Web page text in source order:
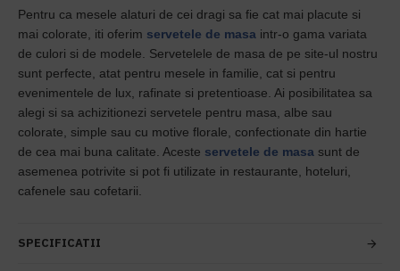
Pentru ca mesele alaturi de cei dragi sa fie cat mai placute si
mai colorate, iti oferim servetele de masa intr-o gama variata
de culori si de modele. Servetelele de masa de pe site-ul nostru
sunt perfecte, atat pentru mesele in familie, cat si pentru
evenimentele de lux, rafinate si pretentioase. Ai posibilitatea sa
alegi si sa achizitionezi servetele pentru masa, albe sau
colorate, simple sau cu motive florale, confectionate din hartie
de cea mai buna calitate. Aceste servetele de masa sunt de
asemenea potrivite si pot fi utilizate in restaurante, hoteluri,
cafenele sau cofetarii.
SPECIFICATII